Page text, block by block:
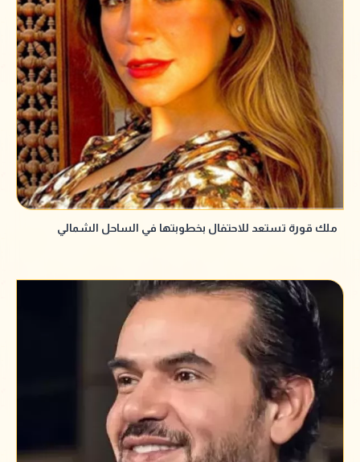
ملك قورة تستعد للاحتفال بخطوبتها في الساحل الشمالي